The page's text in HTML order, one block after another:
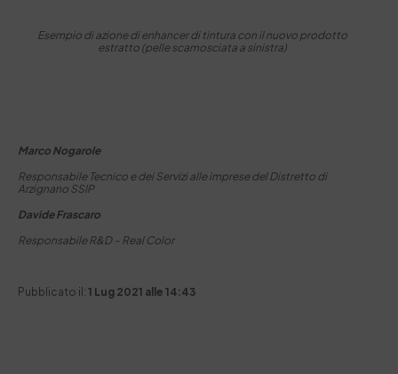
Esempio di azione di enhancer di tintura con il nuovo prodotto
estratto (pelle scamosciata a sinistra)
Marco Nogarole
Responsabile Tecnico e dei Servizi alle imprese del Distretto di
Arzignano SSIP
Davide Frascaro
Responsabile R&D – Real Color
Pubblicato il: 1 Lug 2021 alle 14:43